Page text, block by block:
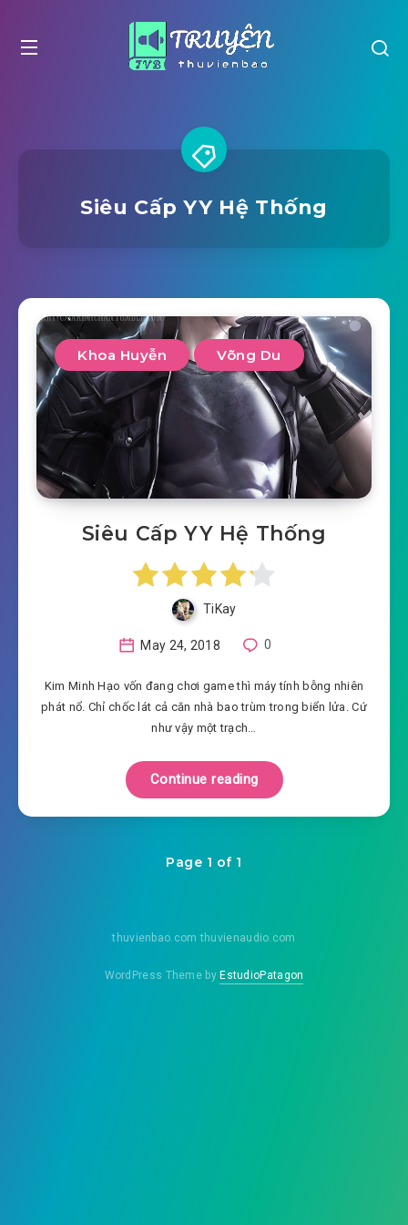
Siêu Cấp YY Hệ Thống
Khoa Huyễn Võng Du
Siêu Cấp YY Hệ Thống
TiKay
May 24, 2018 0
Kim Minh Hạo vốn đang chơi game thì máy tính bỗng nhiên
phát nổ. Chỉ chốc lát cả căn nhà bao trùm trong biển lửa. Cứ
như vậy một trạch…
Continue reading
Page 1 of 1
thuvienbao.com thuvienaudio.com
WordPress Theme byEstudioPatagon